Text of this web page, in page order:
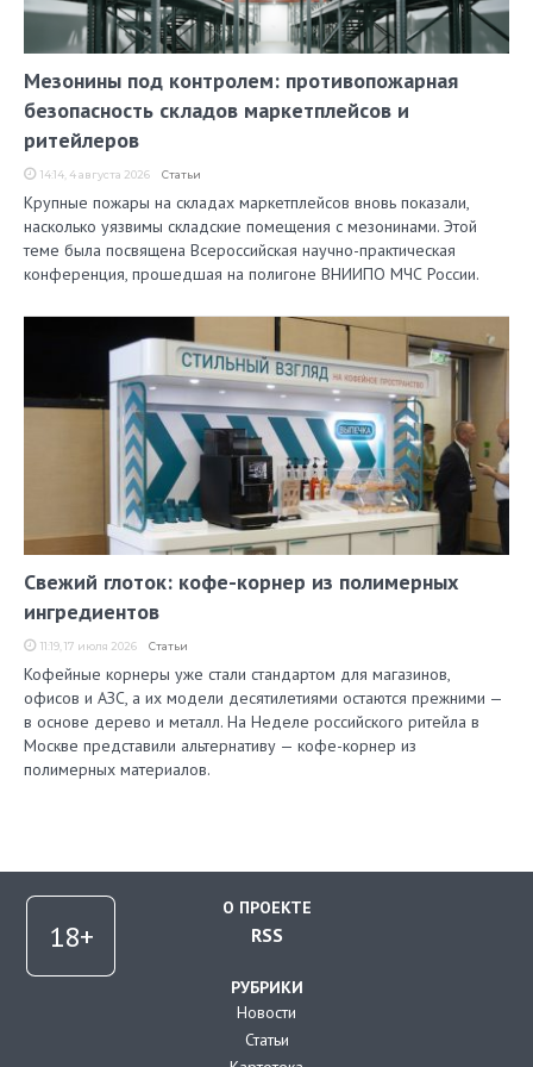
Мезонины под контролем: противопожарная
безопасность складов маркетплейсов и
ритейлеров
14:14, 4 августа 2026 Статьи
Крупные пожары на складах маркетплейсов вновь показали,
насколько уязвимы складские помещения с мезонинами. Этой
теме была посвящена Всероссийская научно-практическая
конференция, прошедшая на полигоне ВНИИПО МЧС России.
Свежий глоток: кофе-корнер из полимерных
ингредиентов
11:19, 17 июля 2026 Статьи
Кофейные корнеры уже стали стандартом для магазинов,
офисов и АЗС, а их модели десятилетиями остаются прежними —
в основе дерево и металл. На Неделе российского ритейла в
Москве представили альтернативу — кофе-корнер из
полимерных материалов.
О ПРОЕКТЕ
RSS
РУБРИКИ
Новости
Статьи